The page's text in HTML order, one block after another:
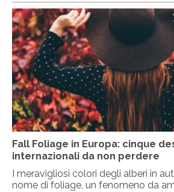
Fall Foliage in Europa: cinque
internazionali da non perdere
I meravigliosi colori degli alberi in
nome di foliage, un fenomeno da